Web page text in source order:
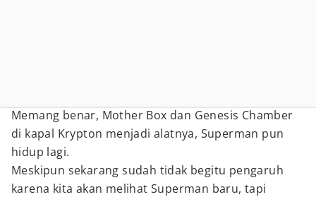
Memang benar, Mother Box dan Genesis Chamber
di kapal Krypton menjadi alatnya, Superman pun
hidup lagi.
Meskipun sekarang sudah tidak begitu pengaruh
karena kita akan melihat Superman baru, tapi